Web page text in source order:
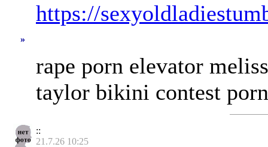
»
https://
rape porn elevator
taylor bikini contest porn
::
21.7.26 10:25